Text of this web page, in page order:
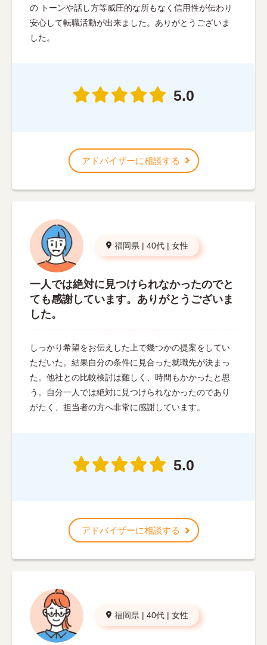
の トーンや話し方等威圧的な所もなく信用性が伝わり
安心して転職活動が出来ました。ありがとうございま
した。
5.0
アドバイザーに相談する
福岡県 | 40代 | 女性
一人では絶対に見つけられなかったのでと
ても感謝しています。ありがとうございま
した。
しっかり希望をお伝えした上で幾つかの提案をしてい
ただいた。結果自分の条件に見合った就職先が決まっ
た。他社との比較検討は難しく、時間もかかったと思
う。自分一人では絶対に見つけられなかったのであり
がたく、担当者の方へ非常に感謝しています。
5.0
アドバイザーに相談する
福岡県 | 40代 | 女性